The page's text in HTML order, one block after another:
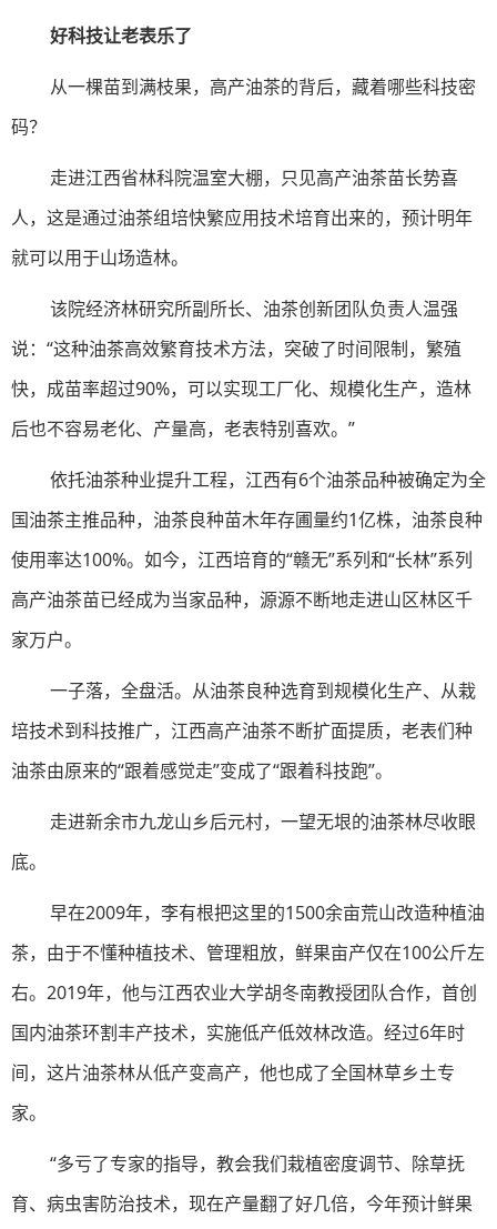
好科技让老表乐了
从一棵苗到满枝果，高产油茶的背后，藏着哪些科技密
码？
走进江西省林科院温室大棚，只见高产油茶苗长势喜
人，这是通过油茶组培快繁应用技术培育出来的，预计明年
就可以用于山场造林。
该院经济林研究所副所长、油茶创新团队负责人温强
说：“这种油茶高效繁育技术方法，突破了时间限制，繁殖
快，成苗率超过90%，可以实现工厂化、规模化生产，造林
后也不容易老化、产量高，老表特别喜欢。”
依托油茶种业提升工程，江西有6个油茶品种被确定为全
国油茶主推品种，油茶良种苗木年存圃量约1亿株，油茶良种
使用率达100%。如今，江西培育的“赣无”系列和“长林”系列
高产油茶苗已经成为当家品种，源源不断地走进山区林区千
家万户。
一子落，全盘活。从油茶良种选育到规模化生产、从栽
培技术到科技推广，江西高产油茶不断扩面提质，老表们种
油茶由原来的“跟着感觉走”变成了“跟着科技跑”。
走进新余市九龙山乡后元村，一望无垠的油茶林尽收眼
底。
早在2009年，李有根把这里的1500余亩荒山改造种植油
茶，由于不懂种植技术、管理粗放，鲜果亩产仅在100公斤左
右。2019年，他与江西农业大学胡冬南教授团队合作，首创
国内油茶环割丰产技术，实施低产低效林改造。经过6年时
间，这片油茶林从低产变高产，他也成了全国林草乡土专
家。
“多亏了专家的指导，教会我们栽植密度调节、除草抚
育、病虫害防治技术，现在产量翻了好几倍，今年预计鲜果